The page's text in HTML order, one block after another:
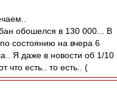
обошелся в 130 000... В
состоянию на вчера 6
Я даже в новости об 1/10
что есть.. то есть.. (